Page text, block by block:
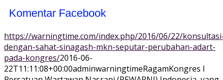
Komentar Facebook
https://warningtime.com/index.php/2016/06/22/
dengan-sahat-sinagash-mkn-seputar-perubahan-adart-
pada-kongres/2016-06-
22T11:11:08+00:00adminwarningtimeRagamKongres I